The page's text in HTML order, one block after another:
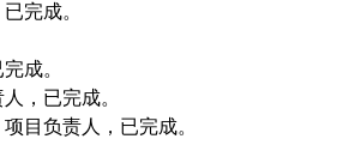
完成。
成。
，已完成。
目负责人，已完成。